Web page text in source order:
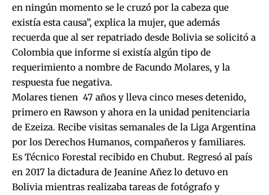
en ningún momento se le cruzó por la cabeza que
existía esta causa”, explica la mujer, que además
recuerda que al ser repatriado desde Bolivia se solicitó a
Colombia que informe si existía algún tipo de
requerimiento a nombre de Facundo Molares, y la
respuesta fue negativa.
Molares tienen 47 años y lleva cinco meses detenido,
primero en Rawson y ahora en la unidad penitenciaria
de Ezeiza. Recibe visitas semanales de la Liga Argentina
por los Derechos Humanos, compañeros y familiares.
Es Técnico Forestal recibido en Chubut. Regresó al país
en 2017 la dictadura de Jeanine Añez lo detuvo en
Bolivia mientras realizaba tareas de fotógrafo y